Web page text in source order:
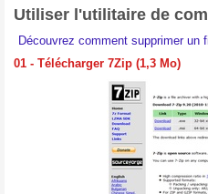
Utiliser l'utilitaire de
Découvrez comment supprimer
01 - Télécharger 7Zip (1,3 Mo)